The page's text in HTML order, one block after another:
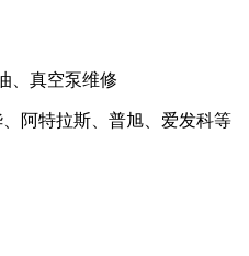
、真空泵维修
阿特拉斯、普旭、爱发科等